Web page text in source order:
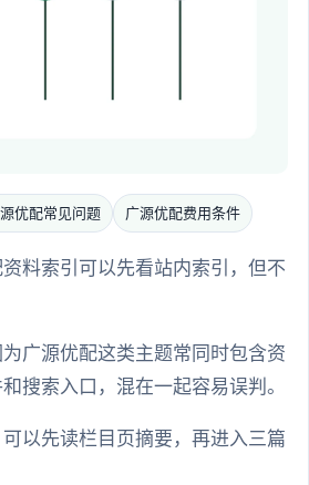
优配常见问题 广源优配费用条件
料索引可以先看站内索引，但不
广源优配这类主题常同时包含资
搜索入口，混在一起容易误判。
以先读栏目页摘要，再进入三篇